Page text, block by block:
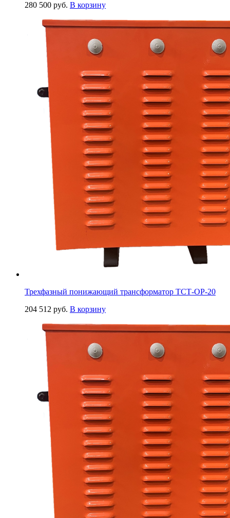
280 500 руб. В корзину
Трехфазный понижающий трансформатор ТСТ-ОР-20
204 512 руб. В корзину